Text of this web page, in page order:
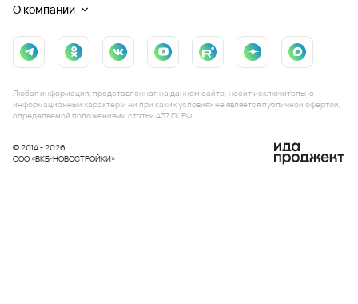
О компании
© 2014 - 2026
ООО «ВКБ-НОВОСТРОЙКИ»
Любая информация, представленная на данном сайте, носит исключительно
информационный характер и ни при каких условиях не является публичной офертой,
определяемой положениями статьи 437 ГК РФ.